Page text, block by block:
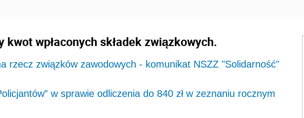
kwot wpłaconych składek związkowych.
rzecz związków zawodowych - komunikat NSZZ "Solidarność"
w sprawie odliczenia do 840 zł w zeznaniu rocznym